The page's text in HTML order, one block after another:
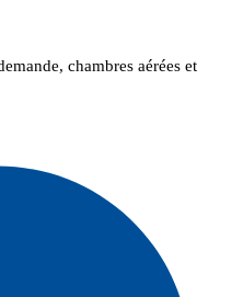
chambres aérées et